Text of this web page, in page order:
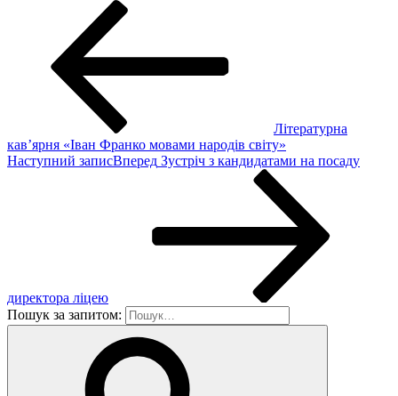
Літературна
кав’ярня «Іван Франко мовами народів світу»
Наступний записВперед Зустріч з кандидатами на посаду
директора ліцею
Пошук за запитом: